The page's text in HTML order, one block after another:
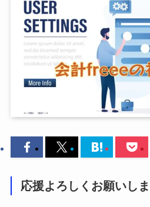
応援よろしくお願いし